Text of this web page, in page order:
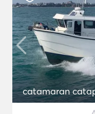
catamaran